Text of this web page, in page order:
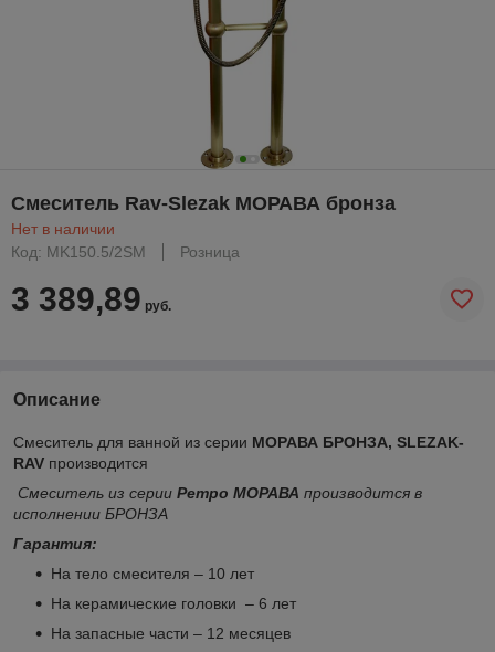
Смеситель Rav-Slezak МОРАВА бронза
Нет в наличии
Код: MK150.5/2SM
Розница
3 389,89 руб.
Описание
Смеситель для ванной из серии МОРАВА БРОНЗА, SLEZAK-
RAV производится
Смеситель из серии Ретро МОРАВА производится в
исполнении БРОНЗА
Гарантия:
На тело смесителя – 10 лет
На керамические головки – 6 лет
На запасные части – 12 месяцев